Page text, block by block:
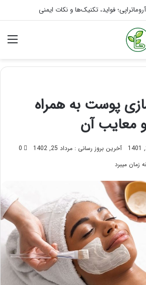
با ماساژ درمانی افسردگی را درمان کنید!
پوست به همراه
معایب آن
آخرین بروز رسانی : مرداد 25, 1402
0